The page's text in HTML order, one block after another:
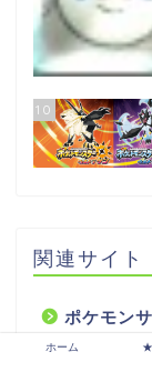
10
関連サイト
ポケモン
ホーム ★